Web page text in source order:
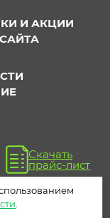
И АКЦИИ
Скачать
прайс-лист